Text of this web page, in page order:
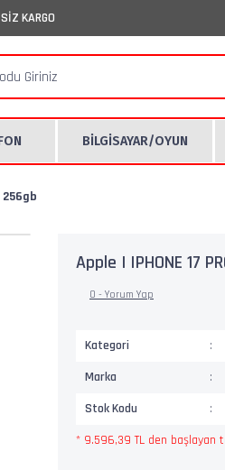
KARGO
BİLGİSAYAR/OYUN
256gb
Apple | IPHONE 17
0 - Yorum Yap
Kategori
Marka
Stok Kodu
* 9.596,39 TL den başlayan